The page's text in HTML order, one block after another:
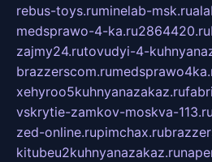
rebus-toys.ruminelab-msk.ru
medsprawo-4-ka.ru2864420.ru
zajmy24.rutovudyi-4-
brazzerscom.ru
xehyroo5kuhnyanazakaz.ru
vskrytie-zamkov-moskva-113.ru
zed-online.rupimchax.ru
kitubeu2kuhnyanazakaz.ru